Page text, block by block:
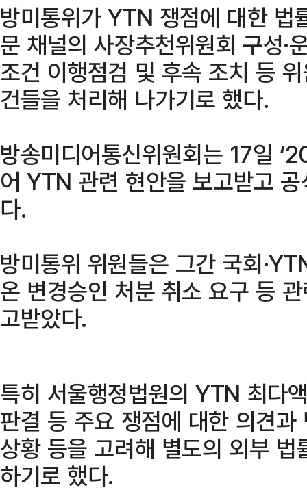
방미통위가 YTN 쟁점에 대한 법
문 채널의 사장추천위원회 구성·
조건 이행점검 및 후속 조치 등
건들을 처리해 나가기로 했다.
방송미디어통신위원회는 17일
어 YTN 관련 현안을 보고받고
다.
방미통위 위원들은 그간 국회
온 변경승인 처분 취소 요구 등
고받았다.
특히 서울행정법원의 YTN 최다
판결 등 주요 쟁점에 대한 의견
상황 등을 고려해 별도의 외부
하기로 했다.